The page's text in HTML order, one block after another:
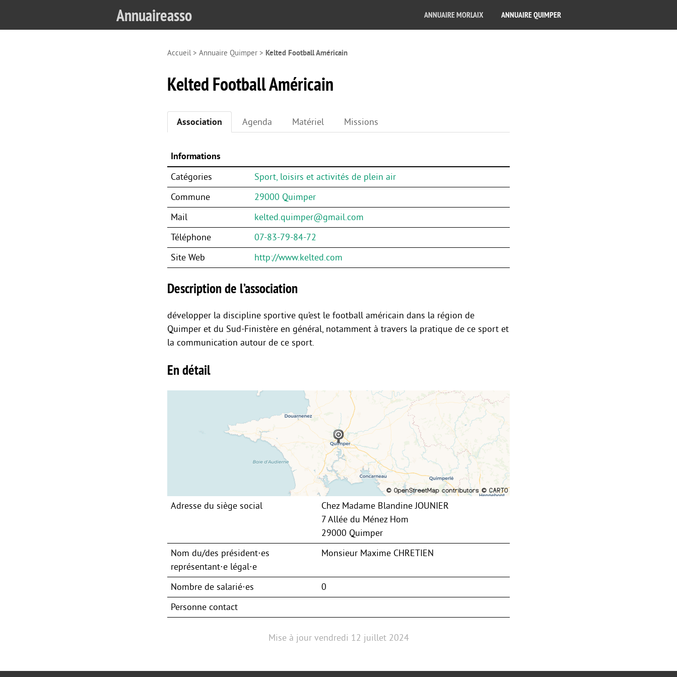
Annuaireasso ANNUAIRE MORLAIX ANNUAIRE QUIMPER
Accueil> Annuaire Quimper > Kelted Football Américain
Kelted Football Américain
Association Agenda Matériel Missions
Informations
Catégories
Sport, loisirs et activités de plein air
Commune
29000 Quimper
Mail
kelted.quimper@gmail.com
Téléphone
07-83-79-84-72
Site Web
http://www.kelted.com
Description de l’association
développer la discipline sportive qu’est le football américain dans la région de
Quimper et du Sud-Finistère en général, notamment à travers la pratique de ce sport et
la communication autour de ce sport.
En détail
Adresse du siège social
Chez Madame Blandine JOUNIER
7 Allée du Ménez Hom
29000 Quimper
Nom du/des président⋅es
représentant⋅e légal⋅e
Monsieur Maxime CHRETIEN
Nombre de salarié⋅es
0
Personne contact
Mise à jour vendredi 12 juillet 2024